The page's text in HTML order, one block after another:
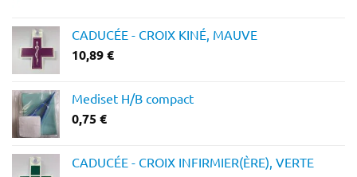
CADUCÉE - CROIX KINÉ, MAUVE
10,89€
Mediset H/B compact
0,75€
CADUCÉE - CROIX INFIRMIER(ÈRE), VERTE